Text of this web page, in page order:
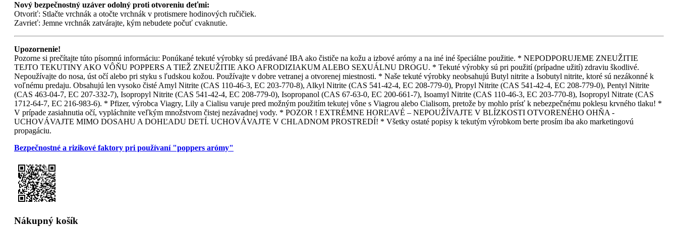
Nový bezpečnostný uzáver odolný proti otvoreniu deťmi:
Otvoriť: Stlačte vrchnák a otočte vrchnák v protismere hodinových ručičiek.
Zavrieť: Jemne vrchnák zatvárajte, kým nebudete počuť cvaknutie.
Upozornenie!
Pozorne si prečítajte túto písomnú informáciu: Ponúkané tekuté výrobky sú predávané IBA ako čističe na kožu a izbové arómy a na iné iné špeciálne použitie. * NEPODPORUJEME ZNEUŽITIE
TEJTO TEKUTINY AKO VÔŇU POPPERS A TIEŽ ZNEUŽITIE AKO AFRODIZIAKUM ALEBO SEXUÁLNU DROGU. * Tekuté výrobky sú pri použití (prípadne užití) zdraviu škodlivé.
Nepoužívajte do nosa, úst očí alebo pri styku s ľudskou kožou. Používajte v dobre vetranej a otvorenej miestnosti. * Naše tekuté výrobky neobsahujú Butyl nitrite a Isobutyl nitrite, ktoré sú nezákonné k
voľnému predaju. Obsahujú len vysoko čisté Amyl Nitrite (CAS 110-46-3, EC 203-770-8), Alkyl Nitrite (CAS 541-42-4, EC 208-779-0), Propyl Nitrite (CAS 541-42-4, EC 208-779-0), Pentyl Nitrite
(CAS 463-04-7, EC 207-332-7), Isopropyl Nitrite (CAS 541-42-4, EC 208-779-0), Isopropanol (CAS 67-63-0, EC 200-661-7), Isoamyl Nitrite (CAS 110-46-3, EC 203-770-8), Isopropyl Nitrate (CAS
1712-64-7, EC 216-983-6). * Pfizer, výrobca Viagry, Lily a Cialisu varuje pred možným použitím tekutej vône s Viagrou alebo Cialisom, pretože by mohlo prísť k nebezpečnému poklesu krvného tlaku! *
V prípade zasiahnutia očí, vypláchnite veľkým množstvom čistej nezávadnej vody. * POZOR ! EXTRÉMNE HORĽAVÉ – NEPOUŽÍVAJTE V BLÍZKOSTI OTVORENÉHO OHŇA -
UCHOVÁVAJTE MIMO DOSAHU A DOHĽADU DETÍ. UCHOVÁVAJTE V CHLADNOM PROSTREDÍ! * Všetky ostaté popisy k tekutým výrobkom berte prosím iba ako marketingovú
propagáciu.
Bezpečnostné a rizikové faktory pri používaní "poppers arómy"
Nákupný košík